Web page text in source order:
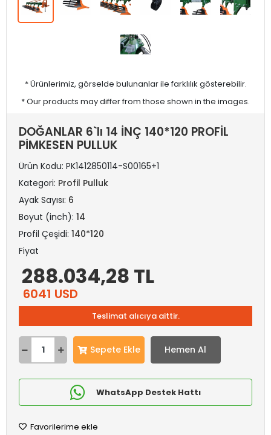
* Ürünlerimiz, görselde bulunanlar ile farklılık gösterebilir.
* Our products may differ from those shown in the images.
DOĞANLAR 6`lı 14 İNÇ 140*120 PROFİL
PİMKESEN PULLUK
Ürün Kodu: PK1412850114-S00165+1
Kategori: Profil Pulluk
Ayak Sayısı: 6
Boyut (inch): 14
Profil Çeşidi: 140*120
Fiyat
288.034,28 TL
6041 USD
Teslimat alıcıya aittir.
Sepete Ekle Hemen Al
WhatsApp Destek Hattı
Favorilerime ekle